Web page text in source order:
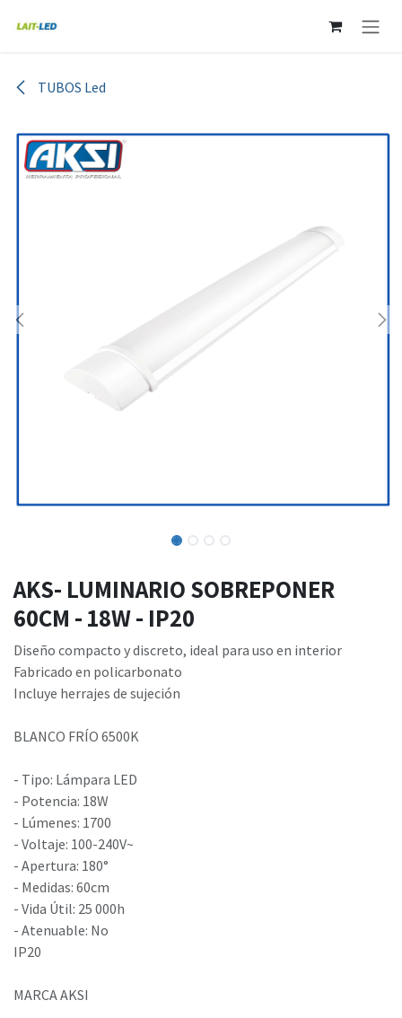
TUBOS Led
AKS- LUMINARIO SOBREPONER
60CM - 18W - IP20
Diseño compacto y discreto, ideal para uso en interior
Fabricado en policarbonato
Incluye herrajes de sujeción
BLANCO FRÍO 6500K
- Tipo: Lámpara LED
- Potencia: 18W
- Lúmenes: 1700
- Voltaje: 100-240V~
- Apertura: 180°
- Medidas: 60cm
- Vida Útil: 25 000h
- Atenuable: No
IP20
MARCA AKSI